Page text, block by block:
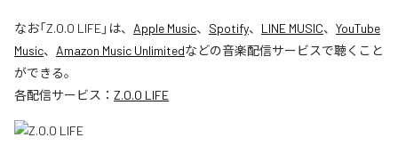
なお「Z.O.O LIFE」は、 Apple Music、 Spotify、 LINE MUSIC、 YouTube
Music、 Amazon Music Unlimitedなどの音楽配信サービスで聴くこと
ができる。
各配信サービス： Z.O.O LIFE